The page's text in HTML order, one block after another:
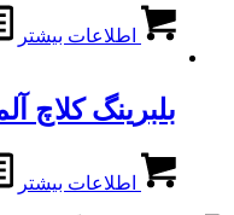
اطلاعات بیشتر
بلبرینگ کلاچ
اطلاعات بیشتر